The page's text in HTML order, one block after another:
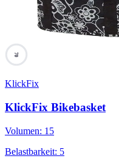
70
KlickFix
KlickFix Bikebasket
Volumen: 15
Belastbarkeit: 5